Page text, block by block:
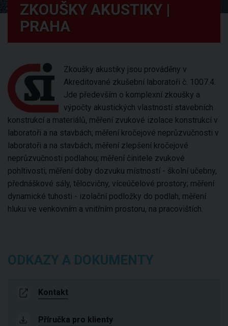
ZKOUŠKY AKUSTIKY |
PRAHA
Zkoušky akustiky jsou prováděny v
Akreditované zkušební laboratoři č. 1007.4.
Jde především o komplexní zkoušky a
výpočty akustických vlastností stavebních
konstrukcí a materiálů, měření zvukové izolace konstrukcí v
laboratoři a na stavbách; měření kročejové neprůzvučnosti v
laboratoři a na stavbách; měření zlepšení kročejové
neprůzvučnosti podlahou; měření činitele zvukové
pohltivosti; měření doby dozvuku místností - školní učebny,
přednáškové sály, tělocvičny, víceúčelové prostory; měření
dynamické tuhosti - izolační podložky do podlah, měření
hluku ve venkovním a vnitřním prostoru, na pracovištích.
ODKAZY A DOKUMENTY
Kontakt
Příručka pro klienty